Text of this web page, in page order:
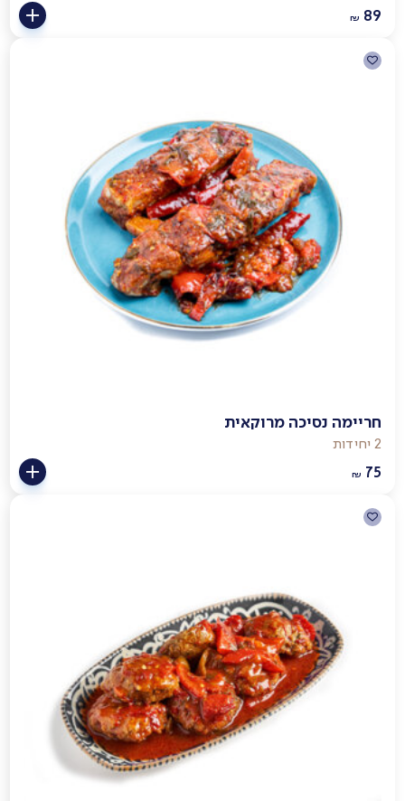
₪ 89
חריימה נסיכה מרוקאית
2 יחידות
₪ 75